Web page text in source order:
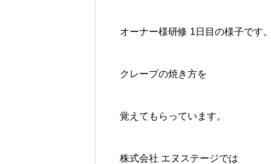
オーナー様研修 1日目の様子です
クレープの焼き方を
覚えてもらっています。
株式会社 エヌステージでは